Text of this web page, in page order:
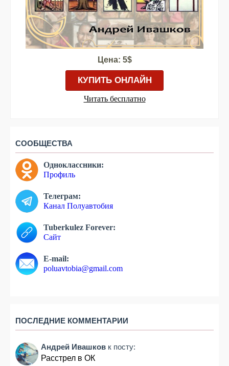
Цена: 5$
КУПИТЬ ОНЛАЙН
Читать бесплатно
СООБЩЕСТВА
Одноклассники:
Профиль
Телеграм:
Канал Полуавтобия
Tuberkulez Forever:
Сайт
E-mail:
poluavtobia@gmail.com
ПОСЛЕДНИЕ КОММЕНТАРИИ
Андрей Ивашков к посту:
Расстрел в ОК